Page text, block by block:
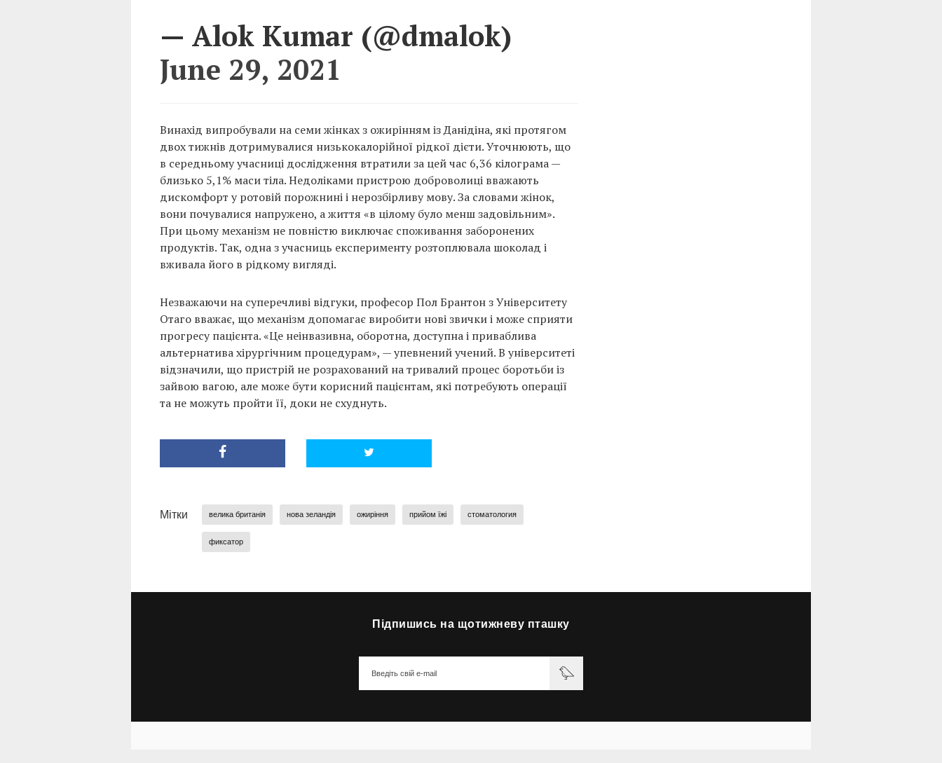
— Alok Kumar (@dmalok)
June 29, 2021
Винахід випробували на семи жінках з ожирінням із Данідіна, які протягом
двох тижнів дотримувалися низькокалорійної рідкої дієти. Уточнюють, що
в середньому учасниці дослідження втратили за цей час 6,36 кілограма —
близько 5,1% маси тіла. Недоліками пристрою доброволиці вважають
дискомфорт у ротовій порожнині і нерозбірливу мову. За словами жінок,
вони почувалися напружено, а життя «в цілому було менш задовільним».
При цьому механізм не повністю виключає споживання заборонених
продуктів. Так, одна з учасниць експерименту розтоплювала шоколад і
вживала його в рідкому вигляді.
Незважаючи на суперечливі відгуки, професор Пол Брантон з Університету
Отаго вважає, що механізм допомагає виробити нові звички і може сприяти
прогресу пацієнта. «Це неінвазивна, оборотна, доступна і приваблива
альтернатива хірургічним процедурам», — упевнений учений. В університеті
відзначили, що пристрій не розрахований на тривалий процес боротьби із
зайвою вагою, але може бути корисний пацієнтам, які потребують операції
та не можуть пройти її, доки не схуднуть.
Мітки велика британія нова зеландія ожиріння прийом їжі стоматология
фиксатор
Підпишись на щотижневу пташку